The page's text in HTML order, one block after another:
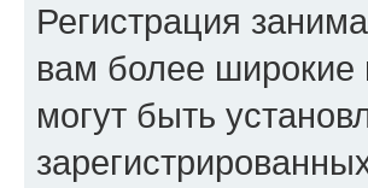
Регистрация
вам более широкие
могут быть